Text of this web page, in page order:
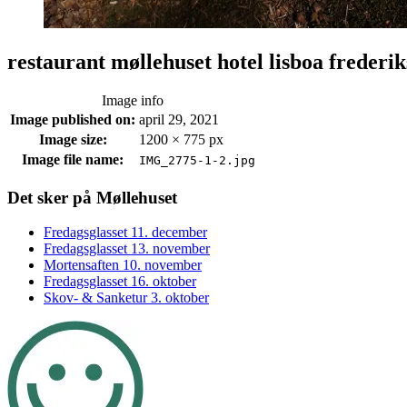
restaurant møllehuset hotel lisboa
Image info
Image published on: april 29, 2021
Image size:
1200 × 775 px
Image file name:
IMG_2775-1-2.jpg
Footer
sidebar
Det sker på Møllehuset
Fredagsglasset 11. december
Fredagsglasset 13. november
Mortensaften 10. november
Fredagsglasset 16. oktober
Skov- & Sanketur 3. oktober